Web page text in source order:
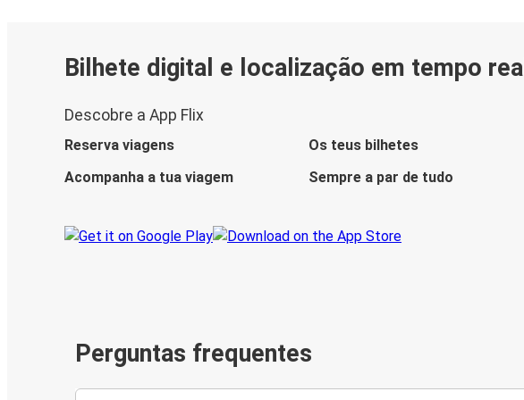
Bilhete digital e localização em tempo real
Descobre a App Flix
Reserva viagens
Os teus bilhetes
Acompanha a tua viagem
Sempre a par de tudo
Perguntas frequentes